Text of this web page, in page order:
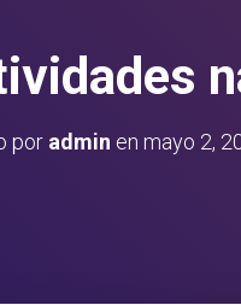
por admin en mayo 2,